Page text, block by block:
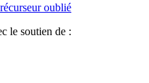
oublié
le soutien de :